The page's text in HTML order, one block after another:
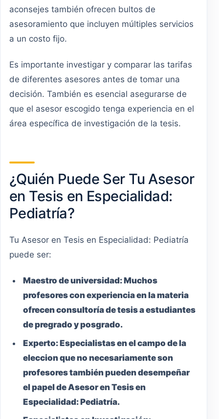
aconsejes también ofrecen bultos de
asesoramiento que incluyen múltiples servicios
a un costo fijo.
Es importante investigar y comparar las tarifas
de diferentes asesores antes de tomar una
decisión. También es esencial asegurarse de
que el asesor escogido tenga experiencia en el
área específica de investigación de la tesis.
¿Quién Puede Ser Tu Asesor
en Tesis en Especialidad:
Pediatría?
Tu Asesor en Tesis en Especialidad: Pediatría
puede ser:
Maestrode universidad:Muchos
profesores con experiencia en la materia
ofrecen consultoría de tesis a estudiantes
de pregrado y posgrado.
Experto:Especialistas en el campo de la
eleccion que no necesariamente son
profesores también pueden desempeñar
el papel de Asesor en Tesis en
Especialidad: Pediatría.